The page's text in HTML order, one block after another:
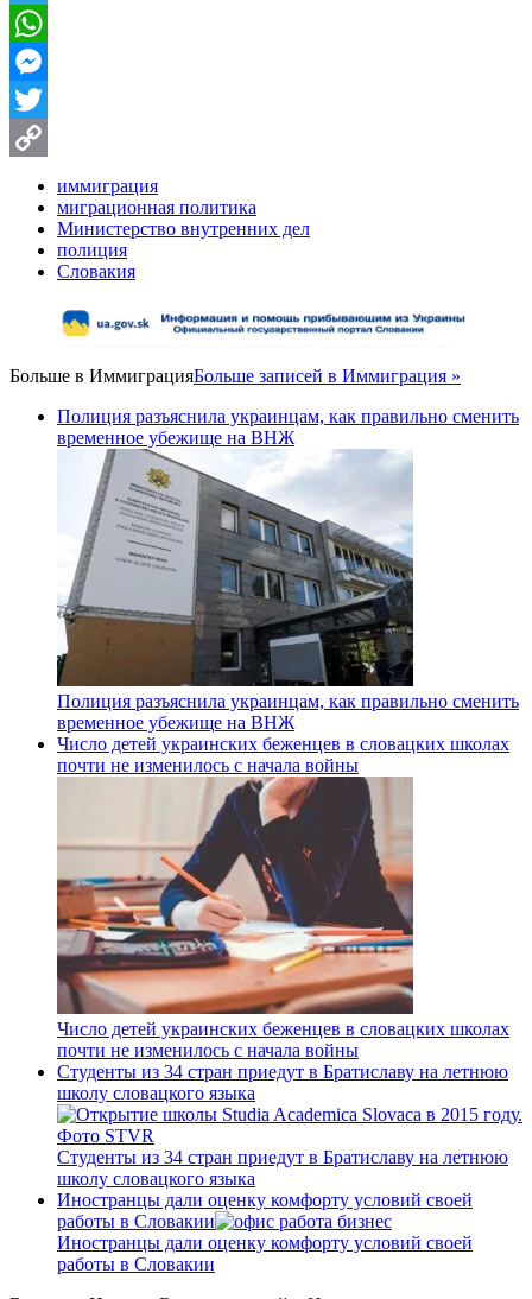
Telegram
WhatsApp
Messenger
Twitter
Link
иммиграция
миграционная политика
Министерство внутренних дел
полиция
Словакия
Больше в ИммиграцияБольше записей в Иммиграция »
Полиция разъяснила украинцам, как правильно сменить
временное убежище на ВНЖ
Полиция разъяснила украинцам, как правильно сменить
временное убежище на ВНЖ
Число детей украинских беженцев в словацких школах
почти не изменилось с начала войны
Число детей украинских беженцев в словацких школах
почти не изменилось с начала войны
Студенты из 34 стран приедут в Братиславу на летнюю
школу словацкого языка
Студенты из 34 стран приедут в Братиславу на летнюю
школу словацкого языка
Иностранцы дали оценку комфорту условий своей
работы в Словакии
Иностранцы дали оценку комфорту условий своей
работы в Словакии